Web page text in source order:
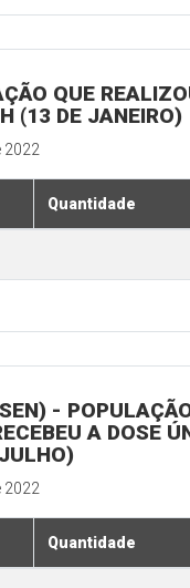
QUE
(13 DE JANEIRO)
2022
Quantidade
-
A DOSE
2022
Quantidade